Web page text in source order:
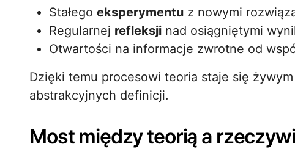
Stałego eksperymentu z nowymi
Regularnej refleksji nad osiągniętymi
Otwartości na informacje zwrotne od
Dzięki temu procesowi teoria staje się
abstrakcyjnych definicji.
Most między teorią a